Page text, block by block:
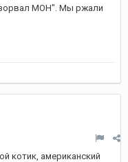
МОН". Мы ржали
котик, американский